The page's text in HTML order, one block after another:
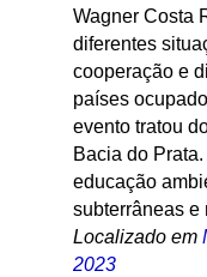
Wagner Costa
diferentes
cooperação e
países
evento tratou
Bacia do
educação
subterrâneas e
Localizado em
2023